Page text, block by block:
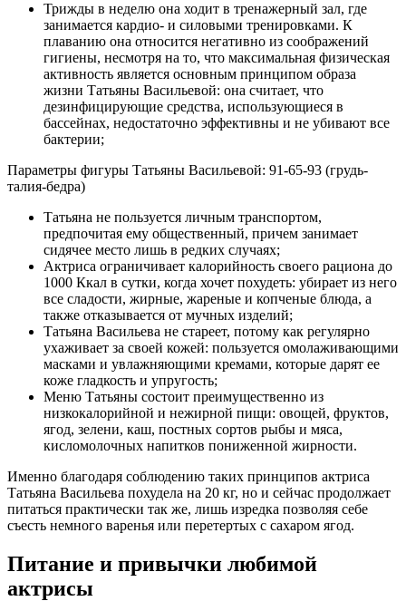
Трижды в неделю она ходит в тренажерный зал, где
занимается кардио- и силовыми тренировками. К
плаванию она относится негативно из соображений
гигиены, несмотря на то, что максимальная физическая
активность является основным принципом образа
жизни Татьяны Васильевой: она считает, что
дезинфицирующие средства, использующиеся в
бассейнах, недостаточно эффективны и не убивают все
бактерии;
Параметры фигуры Татьяны Васильевой: 91-65-93 (грудь-
талия-бедра)
Татьяна не пользуется личным транспортом,
предпочитая ему общественный, причем занимает
сидячее место лишь в редких случаях;
Актриса ограничивает калорийность своего рациона до
1000 Ккал в сутки, когда хочет похудеть: убирает из него
все сладости, жирные, жареные и копченые блюда, а
также отказывается от мучных изделий;
Татьяна Васильева не стареет, потому как регулярно
ухаживает за своей кожей: пользуется омолаживающими
масками и увлажняющими кремами, которые дарят ее
коже гладкость и упругость;
Меню Татьяны состоит преимущественно из
низкокалорийной и нежирной пищи: овощей, фруктов,
ягод, зелени, каш, постных сортов рыбы и мяса,
кисломолочных напитков пониженной жирности.
Именно благодаря соблюдению таких принципов актриса
Татьяна Васильева похудела на 20 кг, но и сейчас продолжает
питаться практически так же, лишь изредка позволяя себе
съесть немного варенья или перетертых с сахаром ягод.
Питание и привычки любимой
актрисы